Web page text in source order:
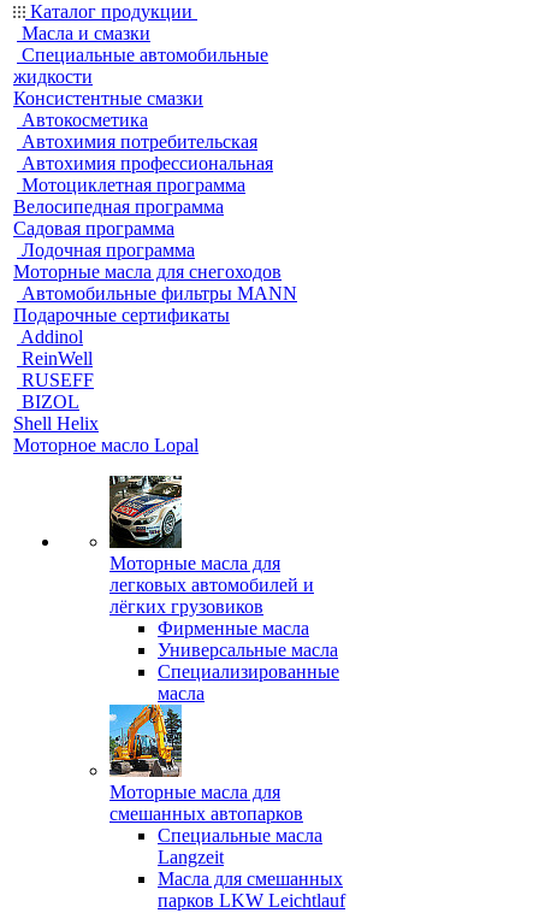
Каталог продукции
Масла и смазки
Специальные автомобильные
жидкости
Консистентные смазки
Автокосметика
Автохимия потребительская
Автохимия профессиональная
Мотоциклетная программа
Велосипедная программа
Садовая программа
Лодочная программа
Моторные масла для снегоходов
Автомобильные фильтры MANN
Подарочные сертификаты
Addinol
ReinWell
RUSEFF
BIZOL
Shell Helix
Моторное масло Lopal
Моторные масла для
легковых автомобилей и
лёгких грузовиков
Фирменные масла
Универсальные масла
Специализированные
масла
Моторные масла для
смешанных автопарков
Специальные масла
Langzeit
Масла для смешанных
парков LKW Leichtlauf